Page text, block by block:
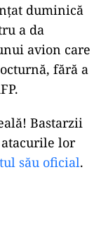
duminică
a da
avion care
fără a
Bastarzii
lor
său oficial.